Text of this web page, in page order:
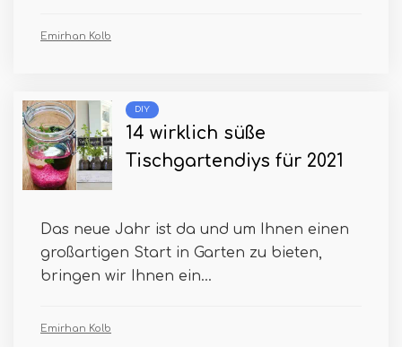
Emirhan Kolb
DIY
14 wirklich süße
Tischgartendiys für 2021
Das neue Jahr ist da und um Ihnen einen
großartigen Start in Garten zu bieten,
bringen wir Ihnen ein...
Emirhan Kolb